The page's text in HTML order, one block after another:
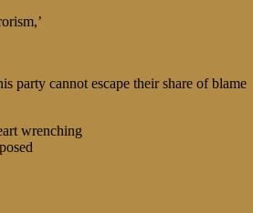
party cannot escape their share of blame
wrenching